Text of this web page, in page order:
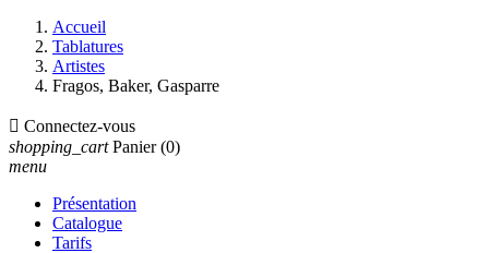
Accueil
Tablatures
Artistes
Fragos, Baker, Gasparre
 Connectez-vous
shopping_cart Panier (0)
menu
Présentation
Catalogue
Tarifs